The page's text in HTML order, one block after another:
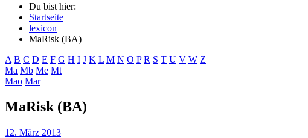
Du bist hier:
Startseite
lexicon
MaRisk (BA)
A B C D E F G H I J K L M N O P R S T U V W Z
Ma Mb Me Mt
Mao Mar
MaRisk (BA)
12. März 2013